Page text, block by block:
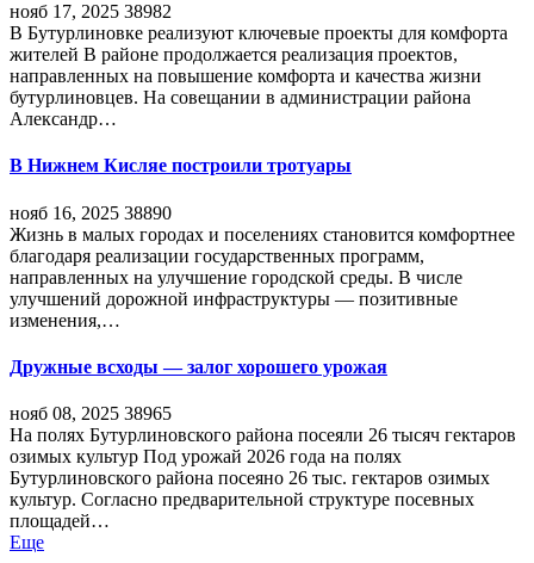
нояб 17, 2025 38982
В Бутурлиновке реализуют ключевые проекты для комфорта
жителей В районе продолжается реализация проектов,
направленных на повышение комфорта и качества жизни
бутурлиновцев. На совещании в администрации района
Александр…
В Нижнем Кисляе построили тротуары
нояб 16, 2025 38890
Жизнь в малых городах и поселениях становится комфортнее
благодаря реализации государственных программ,
направленных на улучшение городской среды. В числе
улучшений дорожной инфраструктуры — позитивные
изменения,…
Дружные всходы — залог хорошего урожая
нояб 08, 2025 38965
На полях Бутурлиновского района посеяли 26 тысяч гектаров
озимых культур Под урожай 2026 года на полях
Бутурлиновского района посеяно 26 тыс. гектаров озимых
культур. Согласно предварительной структуре посевных
площадей…
Еще